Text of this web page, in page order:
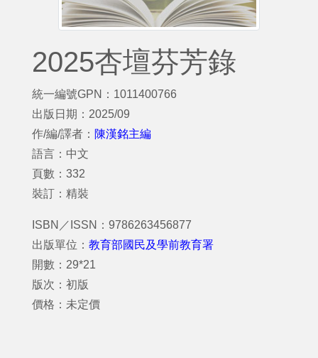
2025杏壇芬芳錄
統一編號GPN：1011400766
出版日期：2025/09
作/編/譯者： 陳漢銘主編
語言：中文
頁數：332
裝訂：精裝
ISBN／ISSN：9786263456877
出版單位： 教育部國民及學前教育署
開數：29*21
版次：初版
價格：未定價